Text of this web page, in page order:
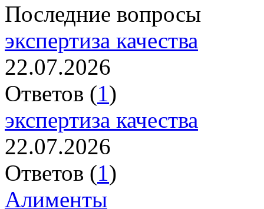
Последние вопросы
экспертиза качества
22.07.2026
Ответов (1)
экспертиза качества
22.07.2026
Ответов (1)
Алименты